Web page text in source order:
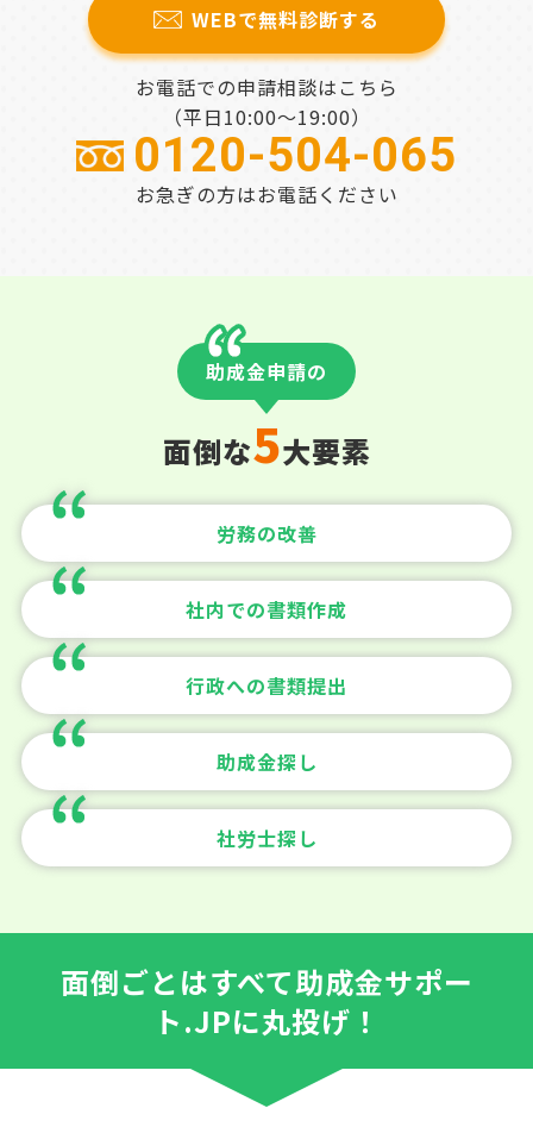
WEBで無料診断する
お電話での申請相談はこちら
（平日10:00～19:00）
0120-504-065
お急ぎの方はお電話ください
助成金申請の
面倒な5大要素
労務の改善
社内での書類作成
行政への書類提出
助成金探し
社労士探し
面倒ごとはすべて助成金サポー
ト.JPに丸投げ！